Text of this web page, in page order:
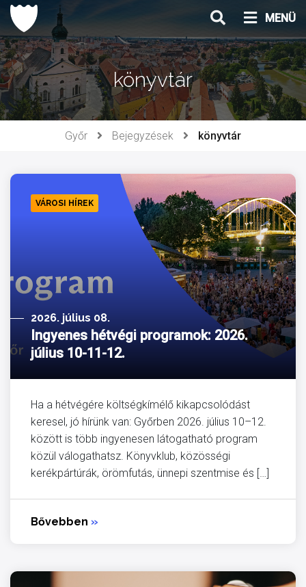
Ugrás
tartalomhoz
MENÜ
könyvtár
Győr Bejegyzések könyvtár
VÁROSI HÍREK
2026. július 08.
Ingyenes hétvégi programok: 2026.
július 10-11-12.
Ha a hétvégére költségkímélő kikapcsolódást
keresel, jó hírünk van: Győrben 2026. július 10–12.
között is több ingyenesen látogatható program
közül válogathatsz. Könyvklub, közösségi
kerékpártúrák, örömfutás, ünnepi szentmise és […]
Bővebben »